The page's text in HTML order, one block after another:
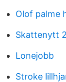
Olof palme
Skattenytt
Lonejobb
Stroke